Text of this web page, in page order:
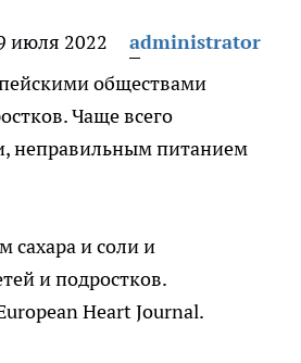
июля 2022
administrator
обществами
Чащевсего
неправильным питанием
сахара и соли и
и подростков.
Heart Journal.